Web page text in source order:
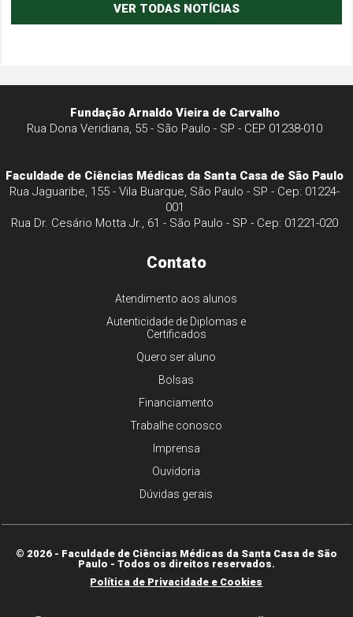
VER TODAS NOTÍCIAS
Fundação Arnaldo Vieira de Carvalho
Rua Dona Veridiana, 55 - São Paulo - SP - CEP 01238-010
Faculdade de Ciências Médicas da Santa Casa de São Paulo
Rua Jaguaribe, 155 - Vila Buarque, São Paulo - SP - Cep: 01224-
001
Rua Dr. Cesário Motta Jr., 61 - São Paulo - SP - Cep: 01221-020
Contato
Atendimento aos alunos
Autenticidade de Diplomas e
Certificados
Quero ser aluno
Bolsas
Financiamento
Trabalhe conosco
Imprensa
Ouvidoria
Dúvidas gerais
© 2026 - Faculdade de Ciências Médicas da Santa Casa de São
Paulo - Todos os direitos reservados.
Política de Privacidade e Cookies